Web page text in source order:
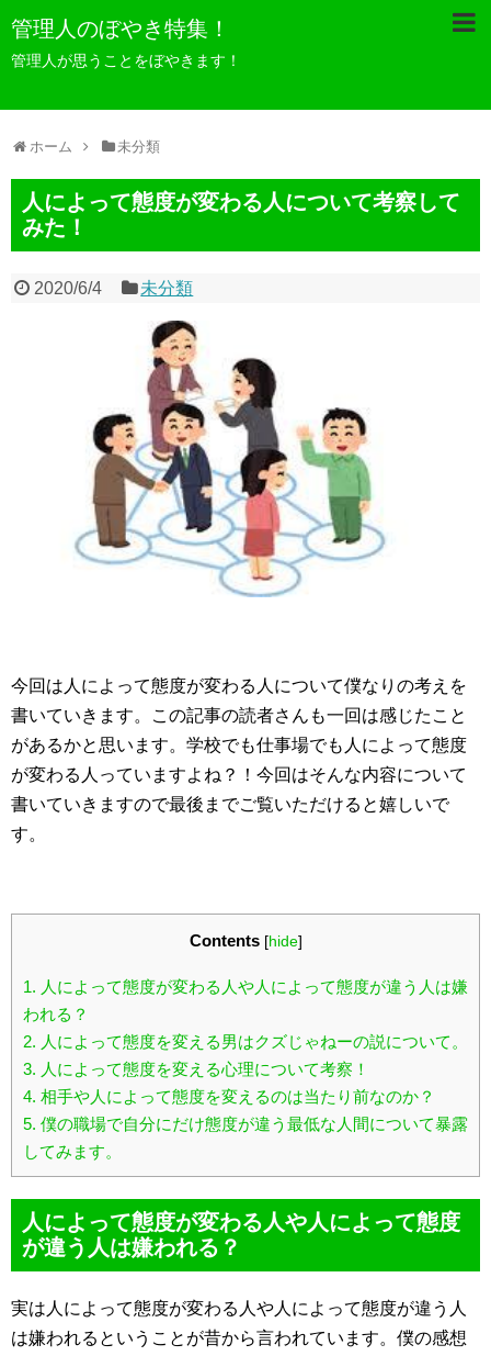
管理人のぼやき特集！
管理人が思うことをぼやきます！
ホーム 未分類
人によって態度が変わる人について考察して
みた！
2020/6/4 未分類
今回は人によって態度が変わる人について僕なりの考えを
書いていきます。この記事の読者さんも一回は感じたこと
があるかと思います。学校でも仕事場でも人によって態度
が変わる人っていますよね？！今回はそんな内容について
書いていきますので最後までご覧いただけると嬉しいで
す。
Contents [hide]
1. 人によって態度が変わる人や人によって態度が違う人は嫌
われる？
2. 人によって態度を変える男はクズじゃねーの説について。
3. 人によって態度を変える心理について考察！
4. 相手や人によって態度を変えるのは当たり前なのか？
5. 僕の職場で自分にだけ態度が違う最低な人間について暴露
してみます。
人によって態度が変わる人や人によって態度
が違う人は嫌われる？
実は人によって態度が変わる人や人によって態度が違う人
は嫌われるということが昔から言われています。僕の感想